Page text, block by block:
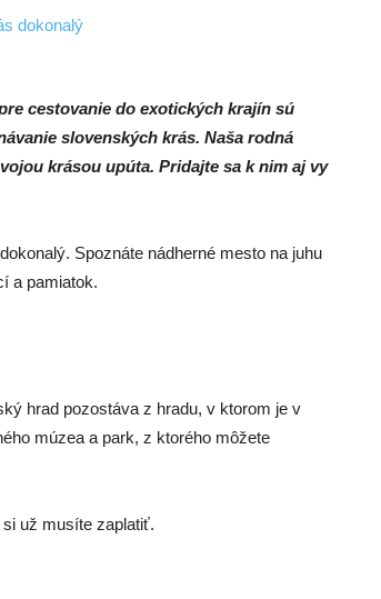
cestovanie do exotických krajín sú
slovenských krás. Naša rodná
krásou upúta. Pridajte sa k nim aj vy
Spoznáte nádherné mesto na juhu
a pamiatok.
hrad pozostáva z hradu, v ktorom je v
múzea a park, z ktorého môžete
už musíte zaplatiť.